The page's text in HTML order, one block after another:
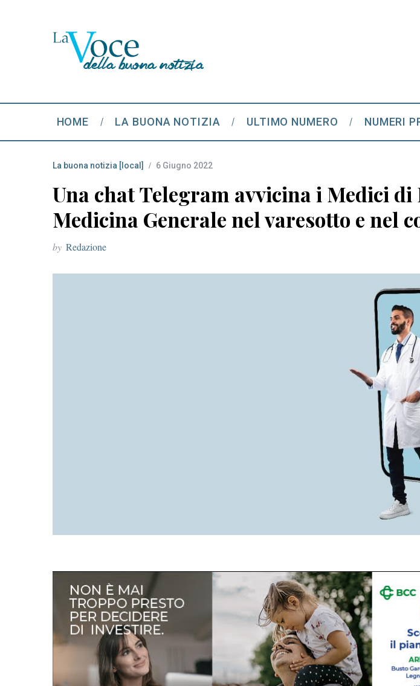
HOME LA BUONA NOTIZIA ULTIMO NUMERO NUMERI
La buona notizia [local] 6 Giugno 2022
Una chat Telegram avvicina i Medici
Medicina Generale nel varesotto e nel
by Redazione